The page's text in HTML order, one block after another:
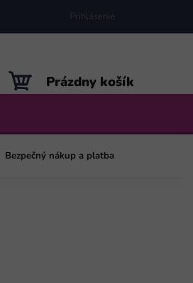
MAPA SERVERU
Prihlásenie
NÁKUPNÝ
KOŠÍK
Prázdny košík
Bezpečný nákup a platba